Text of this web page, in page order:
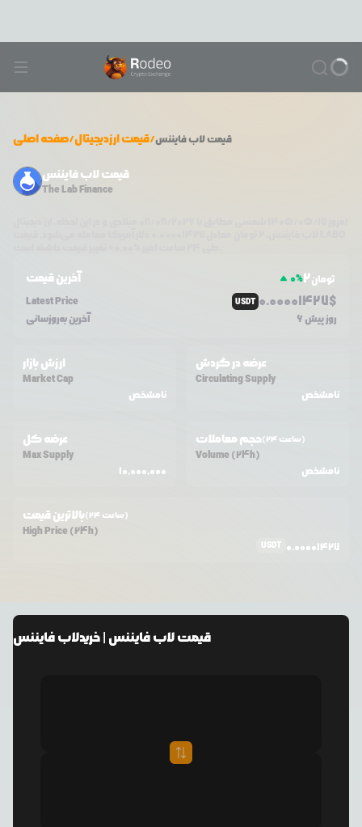
صفحه اصلی/قیمت ارزدیجیتال/ قیمتلاب فایننس
قیمت لاب فایننس
The Lab Finance
آخرین قیمت 0%2تومان
Latest Price
USDT 0.00001427$
آخرین به‌روزسانی 6 روز پیش
ارزش بازار
Market Cap
نامشخص
عرضه در گردش
Circulating Supply
نامشخص
عرضه کل
Max Supply
10,000,000
حجم معاملات (24 ساعت)
Volume (24h)
نامشخص
بالاترین قیمت (24 ساعت)
High Price (24h)
USDT 0.00001427
قیمتلاب فایننس | خریدلاب فایننس